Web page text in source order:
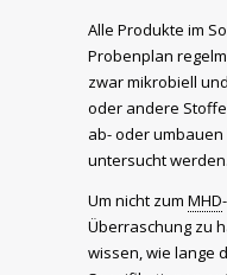
Alle Produkte im
Probenplan
zwar mikrobiell
oder andere
ab- oder
untersucht werden.
Um nicht zum MHD
Überraschung zu
wissen, wie lange